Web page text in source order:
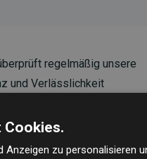
regelmäßig unsere
und Verlässlichkeit
in Klimaschutzprojekte
der
Cookies.
Anzeigen zu personalisieren